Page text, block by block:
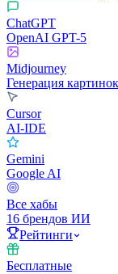
ChatGPT
OpenAI GPT-5
Midjourney
Генерация картинок
Cursor
AI-IDE
Gemini
Google AI
Все хабы
16 брендов ИИ
Рейтинги
Бесплатные